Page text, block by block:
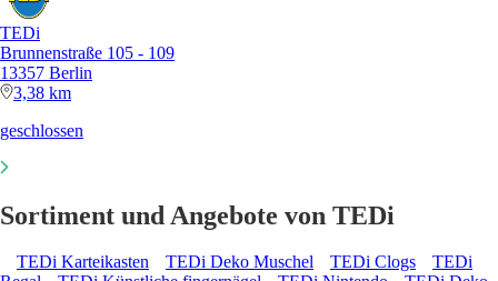
TEDi
Brunnenstraße 105 - 109
13357 Berlin
3,38 km
geschlossen
Sortiment und Angebote von TEDi
TEDi Karteikasten TEDi Deko Muschel TEDi Clogs
TEDi